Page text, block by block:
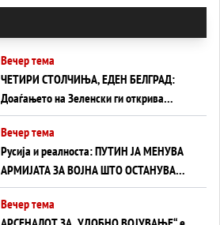
Вечер тема
ЧЕТИРИ СТОЛЧИЊА, ЕДЕН БЕЛГРАД:
Доаѓањето на Зеленски ги открива
тајните на политиката на балансирање
на Вучиќ
Вечер тема
Русија и реалноста: ПУТИН ЈА МЕНУВА
АРМИЈАТА ЗА ВОЈНА ШТО ОСТАНУВА
БЕЗ ФРОНТ
Вечер тема